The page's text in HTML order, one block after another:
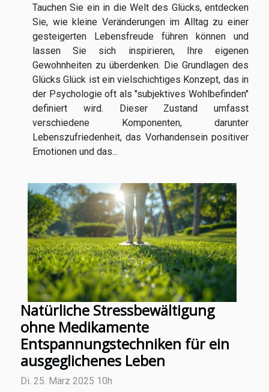
Tauchen Sie ein in die Welt des Glücks, entdecken
Sie, wie kleine Veränderungen im Alltag zu einer
gesteigerten Lebensfreude führen können und
lassen Sie sich inspirieren, Ihre eigenen
Gewohnheiten zu überdenken. Die Grundlagen des
Glücks Glück ist ein vielschichtiges Konzept, das in
der Psychologie oft als "subjektives Wohlbefinden"
definiert wird. Dieser Zustand umfasst
verschiedene Komponenten, darunter
Lebenszufriedenheit, das Vorhandensein positiver
Emotionen und das...
Natürliche Stressbewältigung
ohne Medikamente
Entspannungstechniken für ein
ausgeglichenes Leben
Di. 25. März 2025 10h